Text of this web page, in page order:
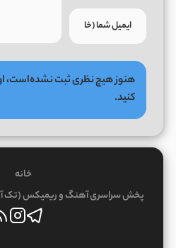
هنوز هیچ نظری ثبت نشده‌است،
کنید.
خانه
پخش سراسری آهنگ و ریمیکس (تک